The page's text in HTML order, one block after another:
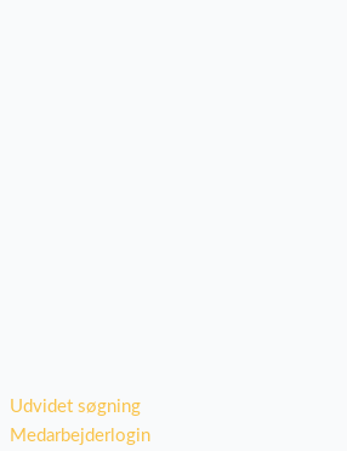
Udvidet søgning
Medarbejderlogin